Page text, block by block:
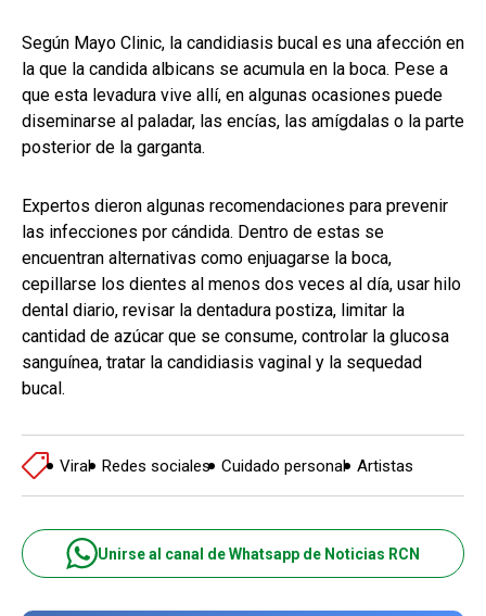
Según Mayo Clinic, la candidiasis bucal es una afección en
la que la candida albicans se acumula en la boca. Pese a
que esta levadura vive allí, en algunas ocasiones puede
diseminarse al paladar, las encías, las amígdalas o la parte
posterior de la garganta.
Expertos dieron algunas recomendaciones para prevenir
las infecciones por cándida. Dentro de estas se
encuentran alternativas como enjuagarse la boca,
cepillarse los dientes al menos dos veces al día, usar hilo
dental diario, revisar la dentadura postiza, limitar la
cantidad de azúcar que se consume, controlar la glucosa
sanguínea, tratar la candidiasis vaginal y la sequedad
bucal.
Viral Redes sociales Cuidado personal Artistas
Unirse al canal de Whatsapp de Noticias RCN